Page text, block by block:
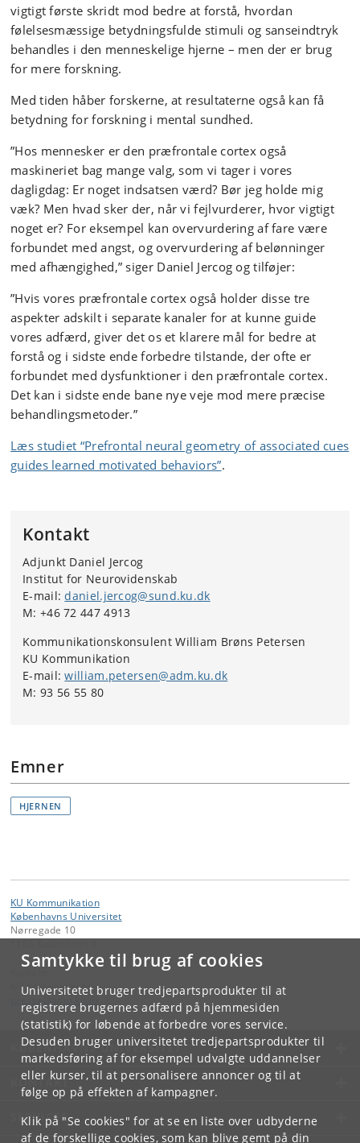
Samtykke til brug af cookies
Universitetet bruger tredjepartsprodukter til at
registrere brugernes adfærd på hjemmesiden
(statistik) for løbende at forbedre vores service.
Desuden bruger universitetet tredjepartsprodukter til
markedsføring af for eksempel udvalgte uddannelser
eller kurser, til at personalisere annoncer og til at
følge op på effekten af kampagner.
Klik på "Se cookies" for at se en liste over udbyderne
af de forskellige cookies, som kan blive gemt på din
vigtigt første skridt mod bedre at forstå, hvordan
følelsesmæssige betydningsfulde stimuli og sanseindtryk
behandles i den menneskelige hjerne – men der er brug
for mere forskning.
Med tiden håber forskerne, at resultaterne også kan få
betydning for forskning i mental sundhed.
”Hos mennesker er den præfrontale cortex også
maskineriet bag mange valg, som vi tager i vores
dagligdag: Er noget indsatsen værd? Bør jeg holde mig
væk? Men hvad sker der, når vi fejlvurderer, hvor vigtigt
noget er? For eksempel kan overvurdering af fare være
forbundet med angst, og overvurdering af belønninger
med afhængighed,” siger Daniel Jercog og tilføjer:
”Hvis vores præfrontale cortex også holder disse tre
aspekter adskilt i separate kanaler for at kunne guide
vores adfærd, giver det os et klarere mål for bedre at
forstå og i sidste ende forbedre tilstande, der ofte er
forbundet med dysfunktioner i den præfrontale cortex.
Det kan i sidste ende bane nye veje mod mere præcise
behandlingsmetoder.”
Læs studiet “Prefrontal neural geometry of associated cues
guides learned motivated behaviors”.
Kontakt
Adjunkt Daniel Jercog
Institut for Neurovidenskab
E-mail:daniel.jercog@sund.ku.dk
M: +46 72 447 4913
Kommunikationskonsulent William Brøns Petersen
KU Kommunikation
E-mail:william.petersen@adm.ku.dk
M: 93 56 55 80
Emner
HJERNEN
KU Kommunikation
Københavns Universitet
Nørregade 10
KU Kommunikation
KØBENHAVNS UNIVERSITET
KONTAKT
SERVICES